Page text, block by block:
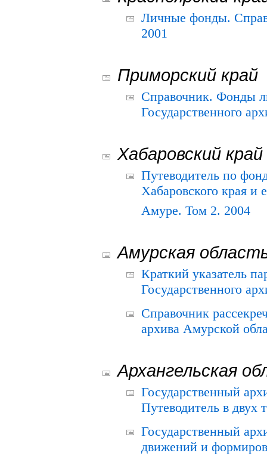
Личные фонды.
2001
Приморский край
Справочник. Фонды
Государственного
Хабаровский край
Путеводитель по
Хабаровского края и
Амуре. Том 2. 2004
Амурская
Краткий указатель
Государственного
Справочник
архива Амурской
Архангельская
Государственный
Путеводитель в двух
Государственный
движений и